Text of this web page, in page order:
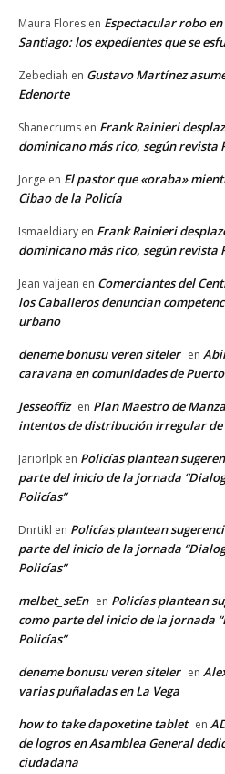
Maura Flores en Espectacular robo
Santiago: los expedientes que se
Zebediah en Gustavo Martínez
Edenorte
Shanecrums en Frank Rainieri
dominicano más rico, según revista
Jorge en El pastor que «oraba»
Cibao de la Policía
Ismaeldiary en Frank Rainieri
dominicano más rico, según revista
Jean valjean en Comerciantes del
los Caballeros denuncian
urbano
deneme bonusu veren siteler en
caravana en comunidades de
Jesseoffiz en Plan Maestro de
intentos de distribución irregular
Jariorlpk en Policías plantean
parte del inicio de la jornada
Policías”
Dnrtikl en Policías plantean
parte del inicio de la jornada
Policías”
melbet_seEn en Policías plantean
como parte del inicio de la jornada
Policías”
deneme bonusu veren siteler en
varias puñaladas en La Vega
how to take dapoxetine tablet en
de logros en Asamblea General
ciudadana